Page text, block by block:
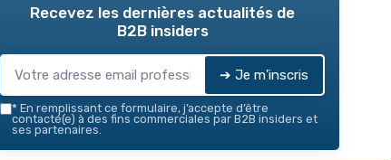
Recevez les dernières actualités de
B2B insiders
➔ Je m'inscris
* En remplissant ce formulaire, j’accepte d’être
contacté(e) à des fins commerciales par B2B insiders et
ses partenaires.